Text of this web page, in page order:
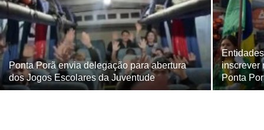
Ponta Porã envia delegação para abertura
dos Jogos Escolares da Juventude
inscrever
Ponta